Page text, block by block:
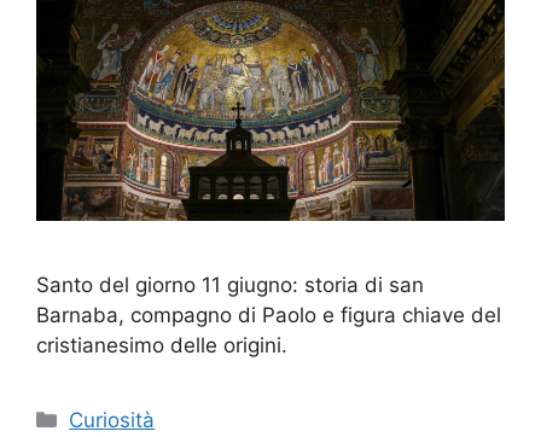
Santo del giorno 11 giugno: storia di san
Barnaba, compagno di Paolo e figura chiave del
cristianesimo delle origini.
Categorie
Curiosità